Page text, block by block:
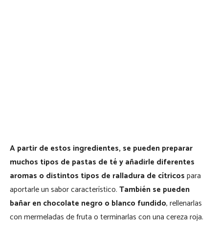
A partir de estos ingredientes, se pueden preparar
muchos tipos de pastas de té y añadirle diferentes
aromas o distintos tipos de ralladura de cítricospara
aportarle un sabor característico.También se pueden
bañar en chocolate negro o blanco fundido, rellenarlas
con mermeladas de fruta o terminarlas con una cereza roja.